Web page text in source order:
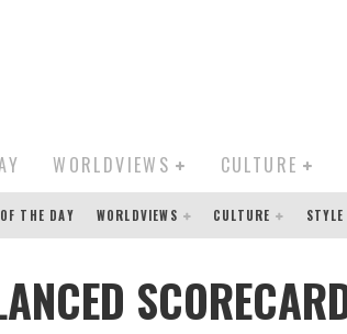
WORLDVIEWS CULTURE
THE DAY WORLDVIEWS CULTURE STYLE